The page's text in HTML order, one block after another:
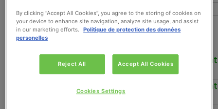
Force+
Be-Nuts
Inspirez-vous
Etablissement
scolaire
By clicking “Accept All Cookies”, you agree to the storing of cookies on
your device to enhance site navigation, analyze site usage, and assist
in our marketing efforts. Politique de protection des données
personelles
Reject All Accept All Cookies
Cookies Settings